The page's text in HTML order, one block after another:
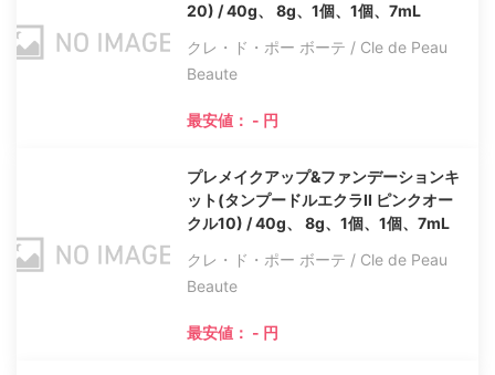
20) / 40g、 8g、1個、1個、7mL
クレ・ド・ポー ボーテ / Cle de Peau
Beaute
最安値： - 円
プレメイクアップ&ファンデーションキ
ット(タンプードルエクラII ピンクオー
クル10) / 40g、 8g、1個、1個、7mL
クレ・ド・ポー ボーテ / Cle de Peau
Beaute
最安値： - 円